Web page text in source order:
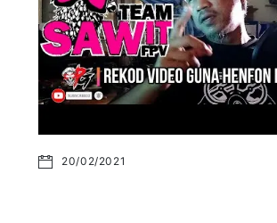
20/02/2021